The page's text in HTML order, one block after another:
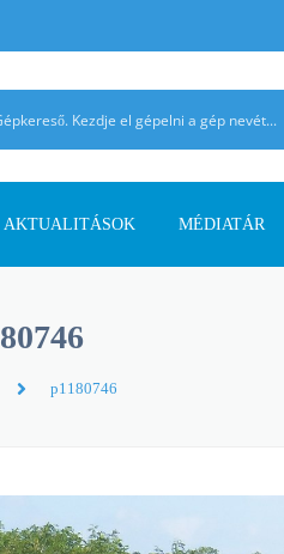
AKTUALITÁSOK
SZAKMAI CIKKEK
MÉDIATÁR
p1180746